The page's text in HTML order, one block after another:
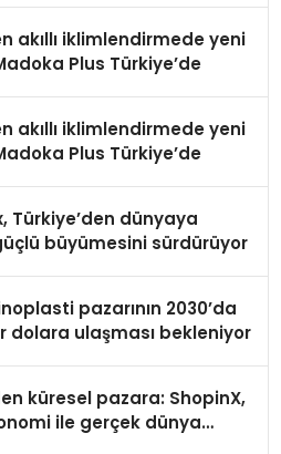
akıllı iklimlendirmede yeni
Plus Türkiye’de
akıllı iklimlendirmede yeni
Plus Türkiye’de
Türkiye’den dünyaya
büyümesini sürdürüyor
pazarının 2030’da
dolara ulaşması bekleniyor
küresel pazara: ShopinX,
ile gerçek dünya